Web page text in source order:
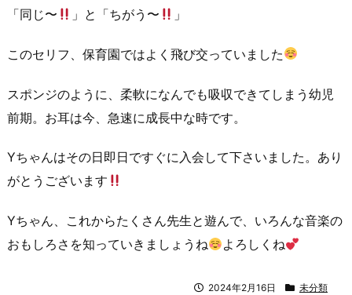
「同じ〜 」と「ちがう〜 」
このセリフ、保育園ではよく飛び交っていました
スポンジのように、柔軟になんでも吸収できてしまう幼児
前期。お耳は今、急速に成長中な時です。
Yちゃんはその日即日ですぐに入会して下さいました。あり
がとうございます
Yちゃん、これからたくさん先生と遊んで、いろんな音楽の
おもしろさを知っていきましょうね
よろしくね
2024年2月16日 未分類